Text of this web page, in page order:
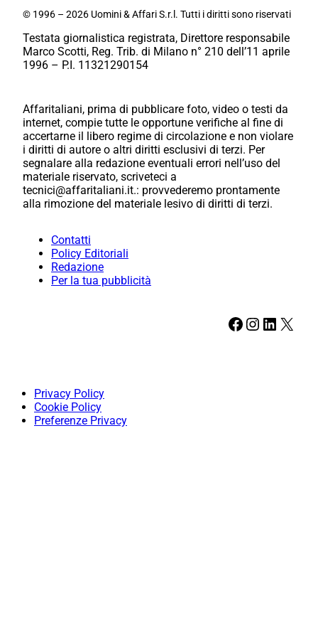
© 1996 – 2026 Uomini & Affari S.r.l. Tutti i diritti sono riservati
Testata giornalistica registrata, Direttore responsabile
Marco Scotti, Reg. Trib. di Milano n° 210 dell’11 aprile
1996 – P.I. 11321290154
Affaritaliani, prima di pubblicare foto, video o testi da
internet, compie tutte le opportune verifiche al fine di
accertarne il libero regime di circolazione e non violare
i diritti di autore o altri diritti esclusivi di terzi. Per
segnalare alla redazione eventuali errori nell’uso del
materiale riservato, scriveteci a
tecnici@affaritaliani.it.: provvederemo prontamente
alla rimozione del materiale lesivo di diritti di terzi.
Contatti
Policy Editoriali
Redazione
Per la tua pubblicità
Facebook Instagram LinkedIn X
Privacy Policy
Cookie Policy
Preferenze Privacy